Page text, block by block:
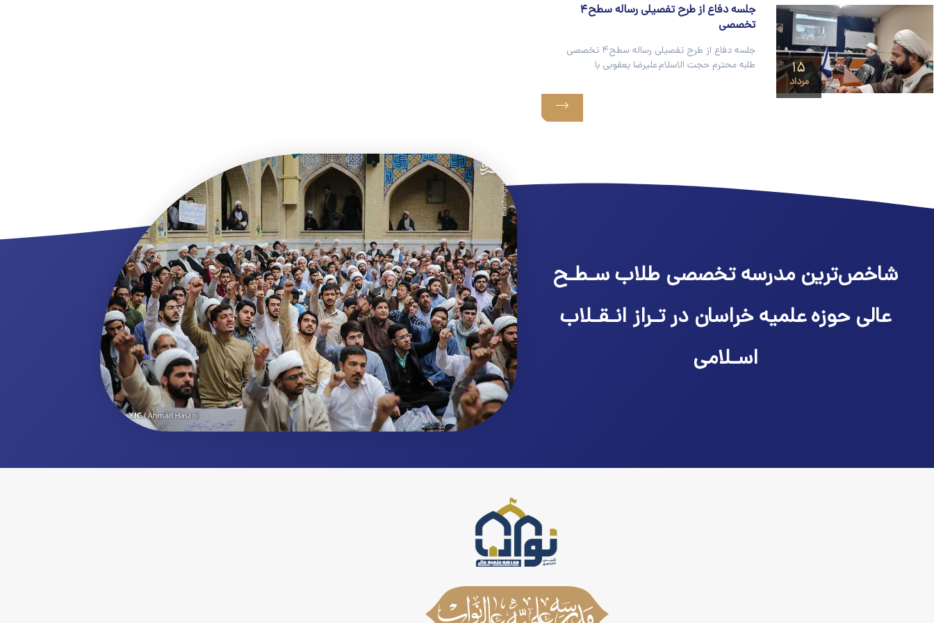
۱۵
مرداد
جلسه دفاع از طرح تفصیلی رساله سطح۴
تخصصی
جلسه دفاع از طرح تفصیلی رساله سطح۴ تخصصی
طلبه محترم حجت الاسلام علیرضا یعقوبی با
شاخص‌ترین مدرسه تخصصی طلاب سـطـح
عالی حوزه علمیه خراسان در تـراز انـقـلاب
اسـلامی